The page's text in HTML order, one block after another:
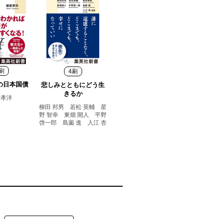
日本国債
洋
4刷
悲しみとともにどう生
きるか
柳田 邦男 若松 英輔 星
野 智幸 東畑 開人 平野
啓一郎 島薗 進 入江 杏